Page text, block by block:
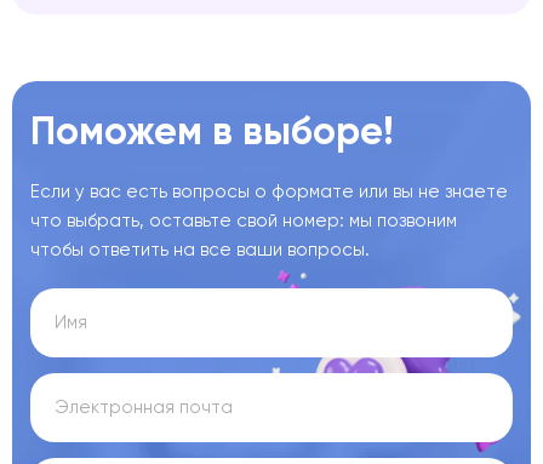
Поможем в выборе!
Если у вас есть вопросы о формате или вы не знаете
что выбрать, оставьте свой номер: мы позвоним
чтобы ответить на все ваши вопросы.